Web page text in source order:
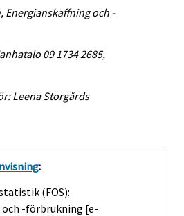
Energianskaffning och -
09 1734 2685,
Leena Storgårds
:
(FOS):
-förbrukning [e-